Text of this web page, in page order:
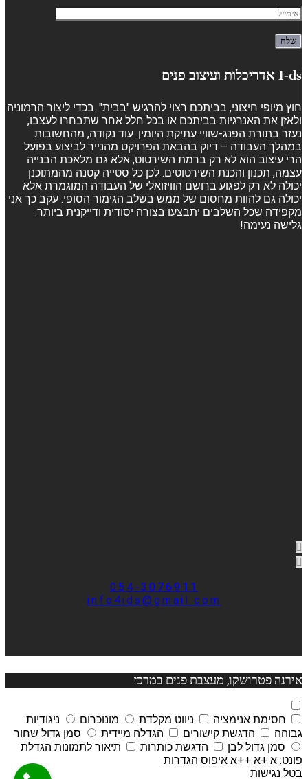
I-ds אדריכלות ועיצוב פנים
חוץ מיופי חיצוני, בביתכם רצוי להרגיש "בבית". בכדי ליצור הרמוניה
ולאזן את האנרגיות בביתכם או בכל חלל אחר שתבחרו לעצבו,
נעזר בתורת הפנג-שוויי עתיקת היומין. עוד נקודה, מהחשובות
במהלך העבודה – דיוק בהבאת הפרויקט מהנייר לביצוע בפועל.
הרי עיצוב הוא לא רק ברמת השירטוט, אלא גם מלאכת הבנייה
עצמה, תכנון והכנת השירטוטים. לכן כל סטייה קטנה מהמתוכנן
יכולה לא רק לפגוע ברושם הוויזואלי של העבודה המוגמרת אלא
יכולה גם להוות מחסום של ממש בשלב הגימור הסופי. עקב כך אני
מקפידה שכל השלבים יתבצעו בצורה יסודית ודייקנית ביותר.
גלישה נעימה!
054-3076911
info4ids@gmail.com
אירנה פטרושקו, מעצבת פנים במרכז
חסימת אנימציה ניווט מקלדת מונוכרום
ניגודיות
גבוהה
הדגשת קישורים הגדלה מיידית
סמן גדול שחור
סמן גדול לבן
הדגשת כותרות תיאור לתמונות הגדלת
פונט: א +א ++א איפוס הגדרות
בטל נגישות